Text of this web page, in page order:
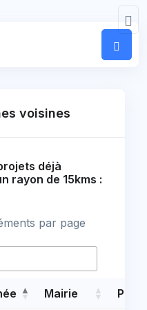
voisines
déjà
rayon de 15kms :
par page
Mairie